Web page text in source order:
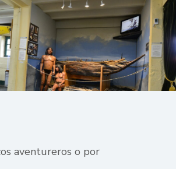
aventureros o por